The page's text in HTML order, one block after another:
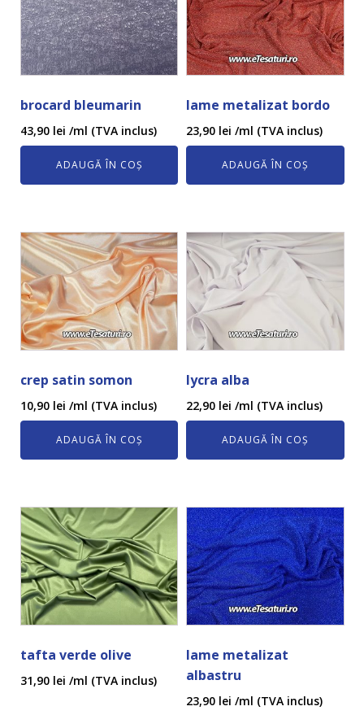
brocard bleumarin
43,90 lei /ml (TVA inclus)
ADAUGĂ ÎN COȘ
lame metalizat bordo
23,90 lei /ml (TVA inclus)
ADAUGĂ ÎN COȘ
crep satin somon
10,90 lei /ml (TVA inclus)
ADAUGĂ ÎN COȘ
lycra alba
22,90 lei /ml (TVA inclus)
ADAUGĂ ÎN COȘ
tafta verde olive
31,90 lei /ml (TVA inclus)
lame metalizat
albastru
23,90 lei /ml (TVA inclus)